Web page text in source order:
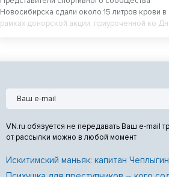
Новосибирска сдали около 15 литров крови в
рамках донорской акции, приуроченной ко
подведомственных учреждений.
VN.ru обязуется не передавать Ваш e-mail
от рассылки можно в любой момент
Искитимский маньяк: капитан